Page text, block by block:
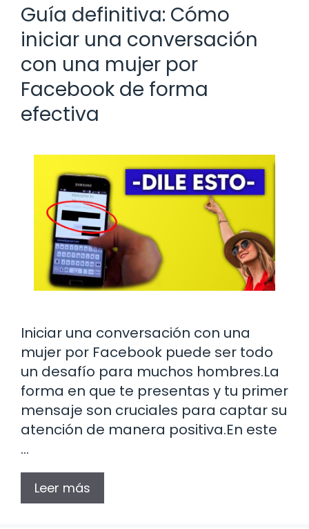
Guía definitiva: Cómo
iniciar una conversación
con una mujer por
Facebook de forma
efectiva
Iniciar una conversación con una
mujer por Facebook puede ser todo
un desafío para muchos hombres.La
forma en que te presentas y tu primer
mensaje son cruciales para captar su
atención de manera positiva.En este
…
Leer más